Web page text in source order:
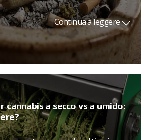
Continua a leggere
cannabis a secco vs a umido: